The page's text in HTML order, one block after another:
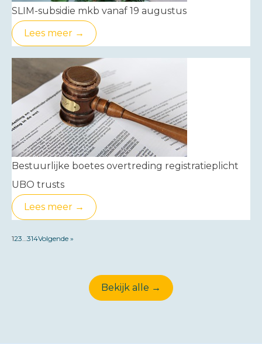
SLIM-subsidie mkb vanaf 19 augustus
Lees meer →
Bestuurlijke boetes overtreding registratieplicht
UBO trusts
Lees meer →
123 314Volgende »
Bekijk alle →